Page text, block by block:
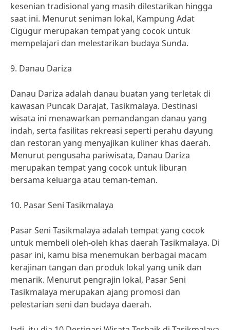
kesenian tradisional yang masih dilestarikan hingga
saat ini. Menurut seniman lokal, Kampung Adat
Cigugur merupakan tempat yang cocok untuk
mempelajari dan melestarikan budaya Sunda.
9. Danau Dariza
Danau Dariza adalah danau buatan yang terletak di
kawasan Puncak Darajat, Tasikmalaya. Destinasi
wisata ini menawarkan pemandangan danau yang
indah, serta fasilitas rekreasi seperti perahu dayung
dan restoran yang menyajikan kuliner khas daerah.
Menurut pengusaha pariwisata, Danau Dariza
merupakan tempat yang cocok untuk liburan
bersama keluarga atau teman-teman.
10. Pasar Seni Tasikmalaya
Pasar Seni Tasikmalaya adalah tempat yang cocok
untuk membeli oleh-oleh khas daerah Tasikmalaya. Di
pasar ini, kamu bisa menemukan berbagai macam
kerajinan tangan dan produk lokal yang unik dan
menarik. Menurut pengrajin lokal, Pasar Seni
Tasikmalaya merupakan ajang promosi dan
pelestarian seni dan budaya daerah.